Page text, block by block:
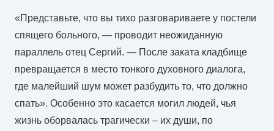
«Представьте, что вы тихо разговариваете у постели
спящего больного, — проводит неожиданную
параллель отец Сергий. — После заката кладбище
превращается в место тонкого духовного диалога,
где малейший шум может разбудить то, что должно
спать». Особенно это касается могил людей, чья
жизнь оборвалась трагически – их души, по